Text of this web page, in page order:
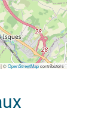
|©OpenStreetMapcontributors